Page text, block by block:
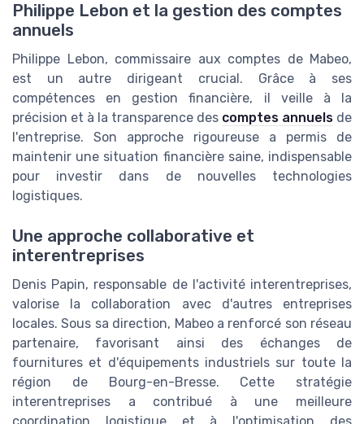
Philippe Lebon et la gestion des comptes
annuels
Philippe Lebon, commissaire aux comptes de Mabeo,
est un autre dirigeant crucial. Grâce à ses
compétences en gestion financière, il veille à la
précision et à la transparence des comptes annuels de
l'entreprise. Son approche rigoureuse a permis de
maintenir une situation financière saine, indispensable
pour investir dans de nouvelles technologies
logistiques.
Une approche collaborative et
interentreprises
Denis Papin, responsable de l'activité interentreprises,
valorise la collaboration avec d'autres entreprises
locales. Sous sa direction, Mabeo a renforcé son réseau
partenaire, favorisant ainsi des échanges de
fournitures et d'équipements industriels sur toute la
région de Bourg-en-Bresse. Cette stratégie
interentreprises a contribué à une meilleure